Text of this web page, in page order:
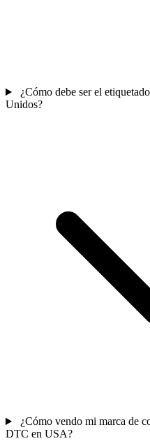
¿Cómo debe ser el
Unidos?
¿Cómo vendo mi marca de
DTC en USA?